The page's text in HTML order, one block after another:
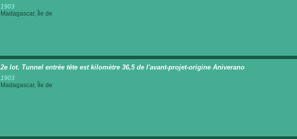
1903
Madagascar, Île de
2e lot. Tunnel entrée tête est kilomètre 36,5 de l'avant-projet-origine Aniverano
1903
Madagascar, Île de